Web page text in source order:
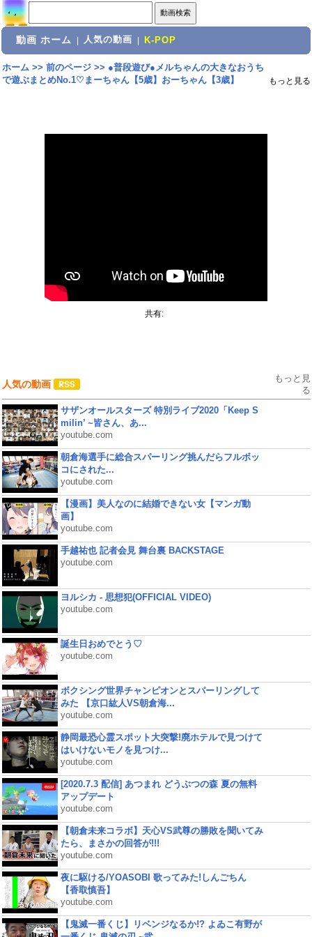
動画 ホーム 人気の動画 K-POP
ホーム>> 前のページ>> ●普段遊び●メルちゃんの大きなおうち
で遊ぶまとめNo.1♡まーちゃん【5歳】おーちゃん【3歳】
もっと見る
共有:
人気の動画
もっと見
る
サザンオールスターズ 特別ライブ2020「Keep S
milin’ ~皆さん、あ...
youtube.com
朝倉海選手に総合スパーリング挑んだらフルボッ
コにされた...
youtube.com
【漫画】美人なのに結婚できない女【マンガ動
画】
youtube.com
手越祐也 記者会見 舞台裏 BACKSTAGE
youtube.com
ヨルシカ - 思想犯(OFFICIAL VIDEO)
youtube.com
誕生日おめでとう♡
youtube.com
ボクシング世界チャンピオンとスパーリングして
みた 【京口紘人VS朝倉海...
youtube.com
静岡最恐心霊スポット大突撃!廃ホテルで見つけて
はいけないモノを見つけ...
youtube.com
[2020.7.3 配信] あつまれ どうぶつの森 夏の無料
アップデート
youtube.com
【朝倉未来コラボ】天心VS武尊の勝敗を聞いてみ
たら、まさかの回答が!!!
youtube.com
夜に駆ける/YOASOBI 歌ってみた!しんごちん
【香取慎吾】
youtube.com
【鬼滅一番くじ】リベンジなるか!? よゐこ有野が